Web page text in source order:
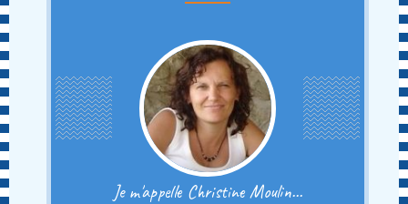
Je m'appelle Christine Moulin...